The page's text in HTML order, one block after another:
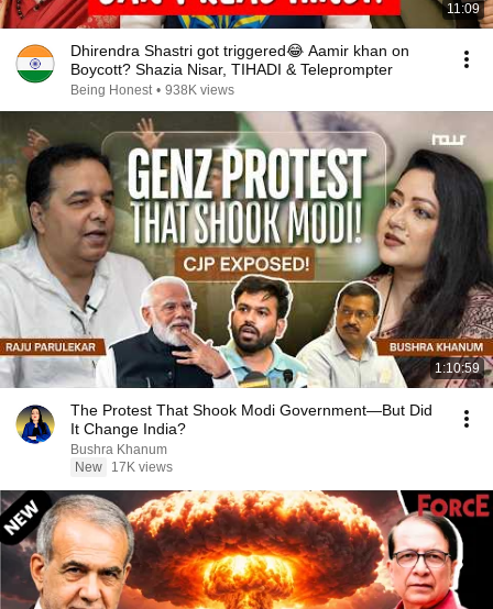
11:09
Dhirendra Shastri got triggered😂 Aamir khan on
Boycott? Shazia Nisar, TIHADI & Teleprompter
Being Honest • 938K views
1:10:59
The Protest That Shook Modi Government—But Did
It Change India?
Bushra Khanum
New
17K views